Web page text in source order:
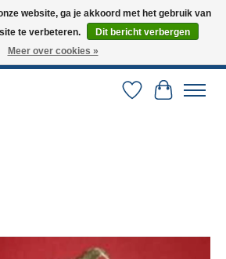
Snelle verzending via PostNL en DHL.
Bel of mail om een afspraak te maken. 0251-
Verlanglijst
website, ga je akkoord met het gebruik van
te verbeteren.
Dit bericht verbergen
Meer over cookies »